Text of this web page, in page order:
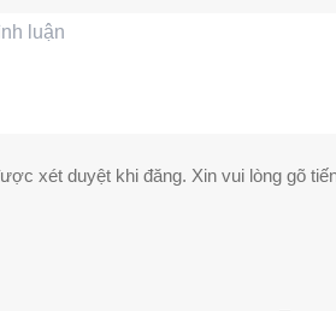
xét duyệt khi đăng. Xin vui lòng gõ